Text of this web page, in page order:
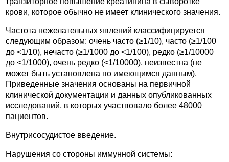
крови, которое обычно не имеет клинического значения.
Частота нежелательных явлений классифицируется
следующим образом: очень часто (≥1/10), часто (≥1/100
до <1/10), нечасто (≥1/1000 до <1/100), редко (≥1/10000
до <1/1000), очень редко (<1/10000), неизвестна (не
может быть установлена по имеющимся данным).
Приведенные значения основаны на первичной
клинической документации и данных опубликованных
исследований, в которых участвовало более 48000
пациентов.
Внутрисосудистое введение.
Нарушения со стороны иммунной системы: